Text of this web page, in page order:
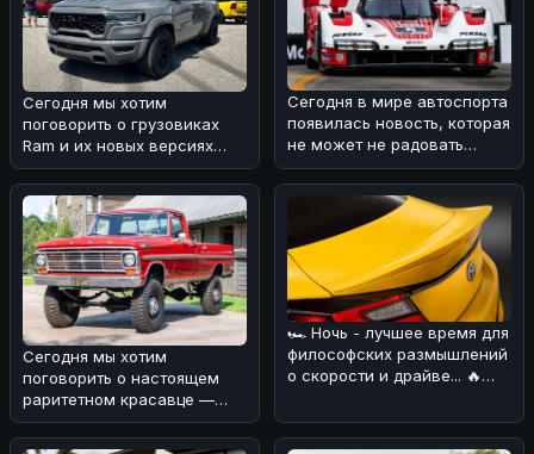
Сегодня мы хотим
поговорить о грузовиках
Ram и их новых версиях
Rumble Bee V8 Trucks. 🚗
⚡По нашему м
Сегодня в мире автоспорта
появилась новость, которая
не может не радовать
поклонников Porsche
Motors
Сегодня мы хотим
поговорить о настоящем
раритетном красавце —
Ford F-250 Highboy 1969
года выпуска ���
🏎 Ночь - лучшее время для
философских размышлений
о скорости и драйве... 🔥